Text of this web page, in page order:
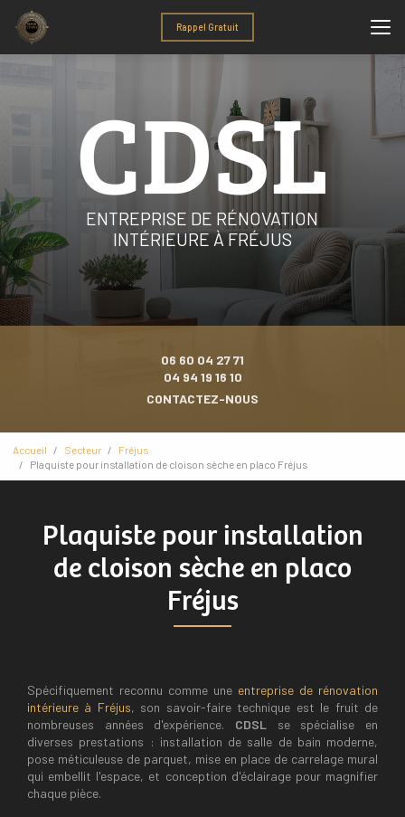
contenu
Rappel Gratuit
ENTREPRISE DE RÉNOVATION
INTÉRIEURE À FRÉJUS
06 60 04 27 71
04 94 19 16 10
CONTACTEZ-NOUS
Accueil Secteur
Fréjus
Plaquiste pour installation de cloison sèche en placo Fréjus
Plaquiste pour installation
de cloison sèche en placo
Fréjus
Spécifiquement reconnu comme une entreprise de rénovation
intérieure à Fréjus, son savoir-faire technique est le fruit de
nombreuses années d'expérience. CDSL se spécialise en
diverses prestations : installation de salle de bain moderne,
pose méticuleuse de parquet, mise en place de carrelage mural
qui embellit l'espace, et conception d'éclairage pour magnifier
chaque pièce.